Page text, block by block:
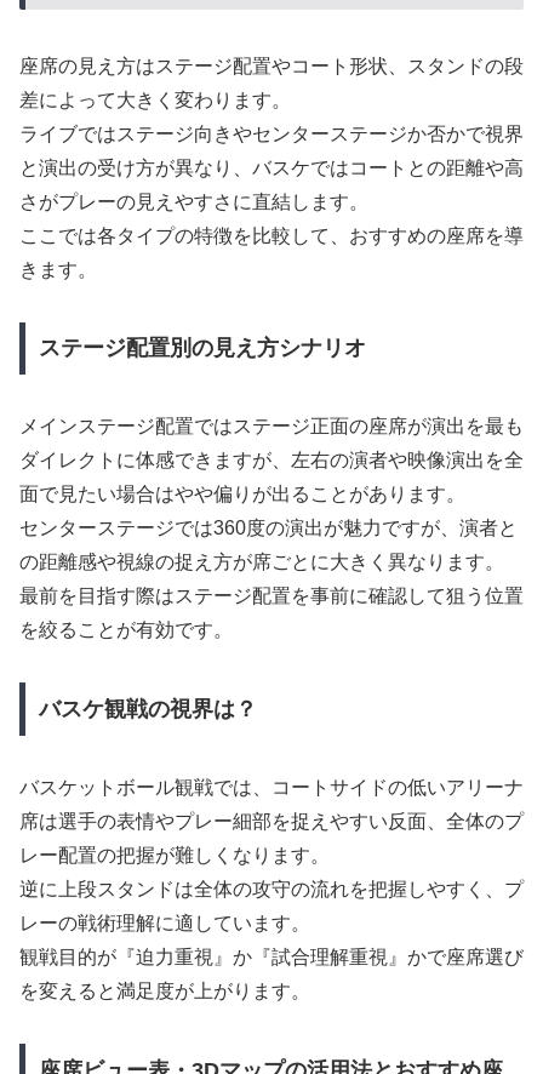
座席の見え方はステージ配置やコート形状、スタンドの段
差によって大きく変わります。
ライブではステージ向きやセンターステージか否かで視界
と演出の受け方が異なり、バスケではコートとの距離や高
さがプレーの見えやすさに直結します。
ここでは各タイプの特徴を比較して、おすすめの座席を導
きます。
ステージ配置別の見え方シナリオ
メインステージ配置ではステージ正面の座席が演出を最も
ダイレクトに体感できますが、左右の演者や映像演出を全
面で見たい場合はやや偏りが出ることがあります。
センターステージでは360度の演出が魅力ですが、演者と
の距離感や視線の捉え方が席ごとに大きく異なります。
最前を目指す際はステージ配置を事前に確認して狙う位置
を絞ることが有効です。
バスケ観戦の視界は？
バスケットボール観戦では、コートサイドの低いアリーナ
席は選手の表情やプレー細部を捉えやすい反面、全体のプ
レー配置の把握が難しくなります。
逆に上段スタンドは全体の攻守の流れを把握しやすく、プ
レーの戦術理解に適しています。
観戦目的が『迫力重視』か『試合理解重視』かで座席選び
を変えると満足度が上がります。